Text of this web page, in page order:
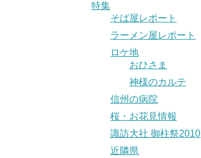
特集
そば屋レポート
ラーメン屋レポート
ロケ地
おひさま
神様のカルテ
信州の病院
桜・お花見情報
諏訪大社 御柱祭2010
近隣県